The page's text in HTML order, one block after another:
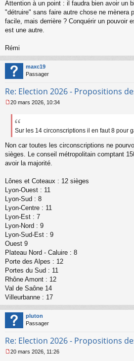
a
g
e
n
n
u
Attention à un point : il faudra bien avoir un
"détruire" sans faire autre chose ne mènera
facile, mais derrière ? Conquérir un pouvoir
est une autre.
Rémi
maxc19
Passager
Re: Election 2026 - Propositions
e
a
g
e
o
l
u
20 mars 2026, 10:34
Sur les 14 circonscriptions il en faut 8 pour
Non car toutes les circonscriptions ne
sièges. Le conseil métropolitain comptant
avoir la majorité.
Lônes et Coteaux : 12 sièges
Lyon-Ouest : 11
Lyon-Sud : 8
Lyon-Centre : 11
Lyon-Est : 7
Lyon-Nord : 9
Lyon-Sud-Est : 9
Ouest 9
Plateau Nord - Caluire : 8
Porte des Alpes : 12
Portes du Sud : 11
Rhône Amont : 12
Val de Saône 14
Villeurbanne : 17
pluton
Passager
Re: Election 2026 - Propositions
20 mars 2026, 11:26